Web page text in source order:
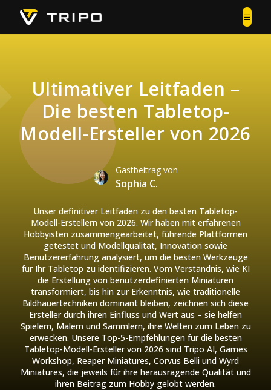
Ultimativer Leitfaden –
Die besten Tabletop-
Modell-Ersteller von 2026
Gastbeitrag von
Sophia C.
Unser definitiver Leitfaden zu den besten Tabletop-
Modell-Erstellern von 2026. Wir haben mit erfahrenen
Hobbyisten zusammengearbeitet, führende Plattformen
getestet und Modellqualität, Innovation sowie
Benutzererfahrung analysiert, um die besten Werkzeuge
für Ihr Tabletop zu identifizieren. Vom Verständnis, wie KI
die Erstellung von benutzerdefinierten Miniaturen
transformiert, bis hin zur Erkenntnis, wie traditionelle
Bildhauertechniken dominant bleiben, zeichnen sich diese
Ersteller durch ihren Einfluss und Wert aus – sie helfen
Spielern, Malern und Sammlern, ihre Welten zum Leben zu
erwecken. Unsere Top-5-Empfehlungen für die besten
Tabletop-Modell-Ersteller von 2026 sind Tripo AI, Games
Workshop, Reaper Miniatures, Corvus Belli und Wyrd
Miniatures, die jeweils für ihre herausragende Qualität und
ihren Beitrag zum Hobby gelobt werden.